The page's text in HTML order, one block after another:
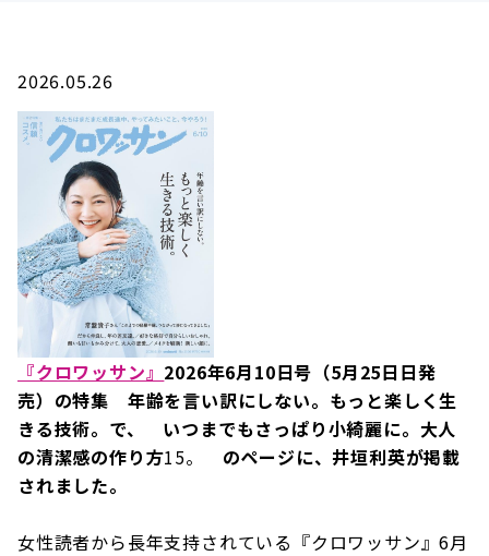
2026.05.26
『クロワッサン』 2026年6月10日号（5月25日日発
売）の特集 年齢を言い訳にしない。もっと楽しく生
きる技術。で、 いつまでもさっぱり小綺麗に。大人
の清潔感の作り方15。 のページに、井垣利英が掲載
されました。
女性読者から長年支持されている『クロワッサン』6月